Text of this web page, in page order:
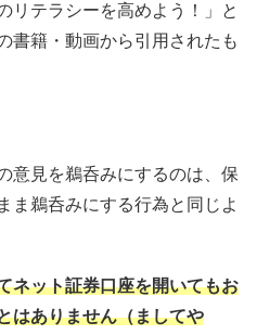
リテラシーを高めよう！」と
書籍・動画から引用されたも
意見を鵜呑みにするのは、保
ま鵜呑みにする行為と同じよ
ネット証券口座を開いてもお
はありません（ましてや